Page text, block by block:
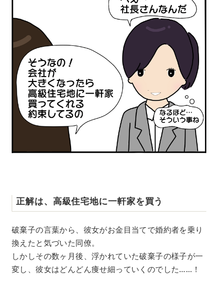
正解は、高級住宅地に一軒家を買う
破棄子の言葉から、彼女がお金目当てで婚約者を乗り
換えたと気づいた同僚。
しかしその数ヶ月後、浮かれていた破棄子の様子が一
変し、彼女はどんどん痩せ細っていくのでした……！